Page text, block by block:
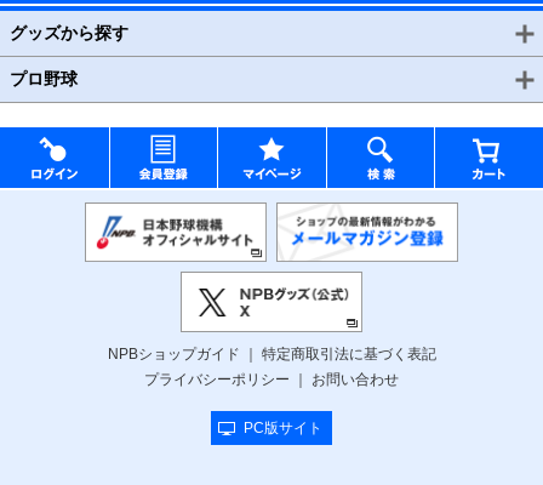
グッズから探す
プロ野球
NPBショップガイド
特定商取引法に基づく表記
プライバシーポリシー
お問い合わせ
PC版サイト